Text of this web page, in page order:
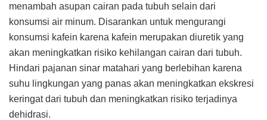
menambah asupan cairan pada tubuh selain dari
konsumsi air minum. Disarankan untuk mengurangi
konsumsi kafein karena kafein merupakan diuretik yang
akan meningkatkan risiko kehilangan cairan dari tubuh.
Hindari pajanan sinar matahari yang berlebihan karena
suhu lingkungan yang panas akan meningkatkan ekskresi
keringat dari tubuh dan meningkatkan risiko terjadinya
dehidrasi.